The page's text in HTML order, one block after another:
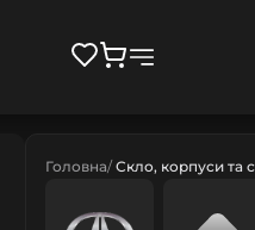
Головна Скло, корпуси та